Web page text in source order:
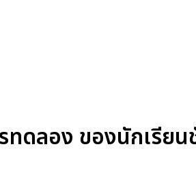
ทดลอง ของนักเรียน